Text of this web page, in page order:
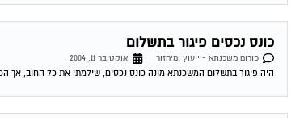
כונס נכסים פיגור בתשלום
פורום משכנתא - ייעוץ ומיחזור
אוקטובר 11, 2004
היה פיגור בתשלום המשכנתא מונה כונס נכסים, שילמתי את כל החוב, אך